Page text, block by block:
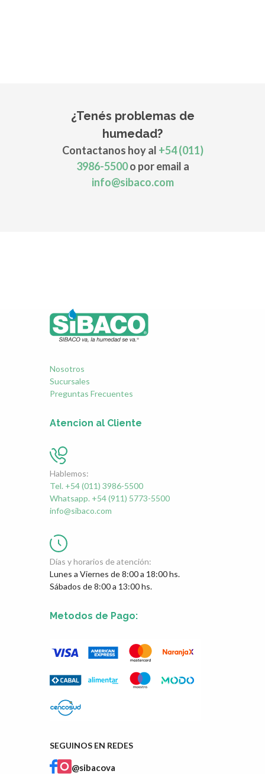
¿Tenés problemas de
humedad?
Contactanos hoy al +54 (011)
3986-5500o por email a
info@sibaco.com
Nosotros
Sucursales
Preguntas Frecuentes
Atencion al Cliente
Hablemos:
Tel. +54 (011) 3986-5500
Whatsapp. +54 (911) 5773-5500
info@sibaco.com
Días y horarios de atención:
Lunes a Viernes de 8:00 a 18:00 hs.
Sábados de 8:00 a 13:00 hs.
Metodos de Pago:
SEGUINOS EN REDES
@sibacova